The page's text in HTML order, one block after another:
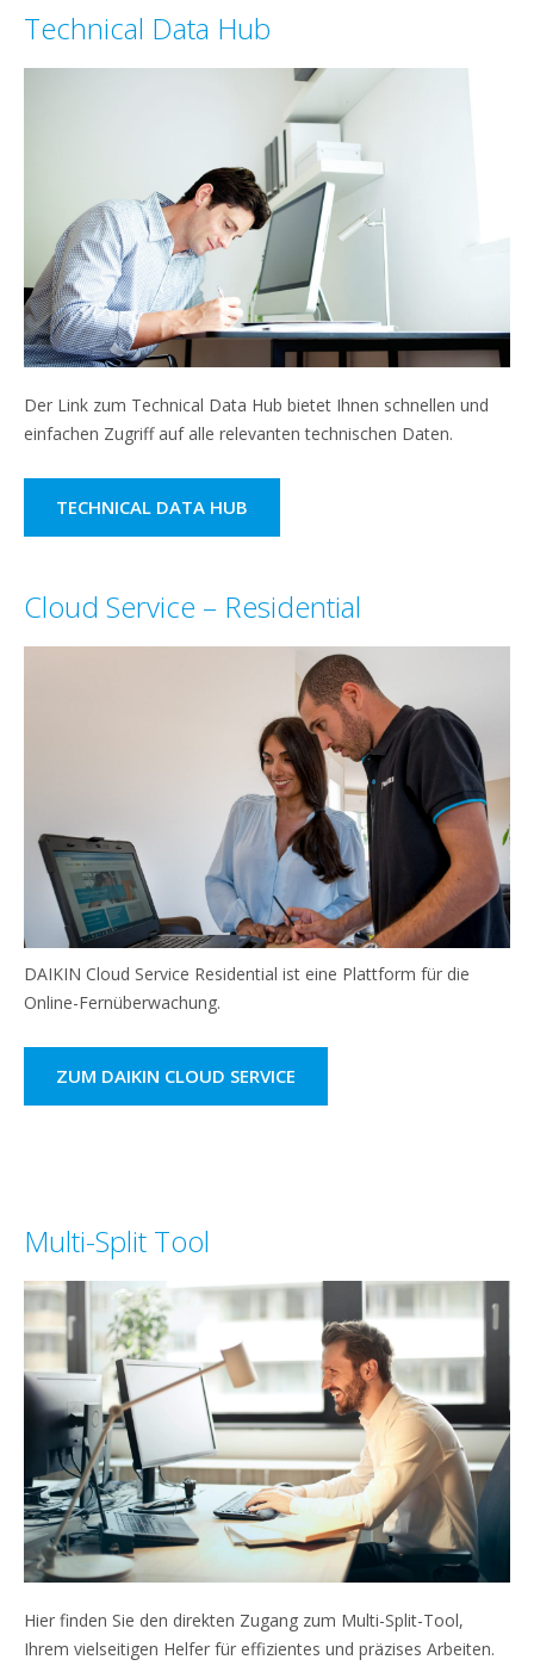
Technical Data Hub
Der Link zum Technical Data Hub bietet Ihnen schnellen und
einfachen Zugriff auf alle relevanten technischen Daten.
TECHNICAL DATA HUB
Cloud Service – Residential
DAIKIN Cloud Service Residential ist eine Plattform für die
Online-Fernüberwachung.
ZUM DAIKIN CLOUD SERVICE
Multi-Split Tool
Hier finden Sie den direkten Zugang zum Multi-Split-Tool,
Ihrem vielseitigen Helfer für effizientes und präzises Arbeiten.